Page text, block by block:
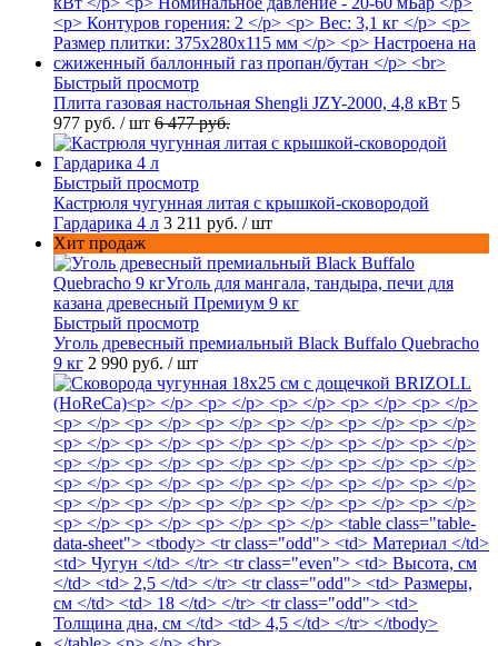
Быстрый просмотр
Плита газовая настольная Shengli JZY-2000, 4,8 кВт 5
977 руб. / шт 6 477 руб.
Быстрый просмотр
Кастрюля чугунная литая с крышкой-сковородой
Гардарика 4 л 3 211 руб. / шт
Хит продаж
Быстрый просмотр
Уголь древесный премиальный Black Buffalo Quebracho
9 кг 2 990 руб. / шт